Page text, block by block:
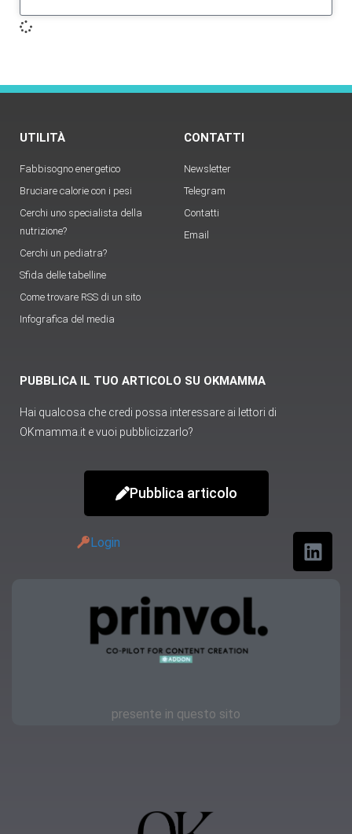
UTILITÀ
Fabbisogno energetico
Bruciare calorie con i pesi
Cerchi uno specialista della
nutrizione?
Cerchi un pediatra?
Sfida delle tabelline
Come trovare RSS di un sito
Infografica del media
CONTATTI
Newsletter
Telegram
Contatti
Email
PUBBLICA IL TUO ARTICOLO SU OKMAMMA
Hai qualcosa che credi possa interessare ai lettori di
OKmamma.it e vuoi pubblicizzarlo?
Pubblica articolo
Login
presente in questo sito